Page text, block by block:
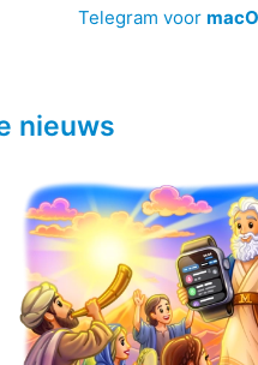
Telegram voor
nieuws